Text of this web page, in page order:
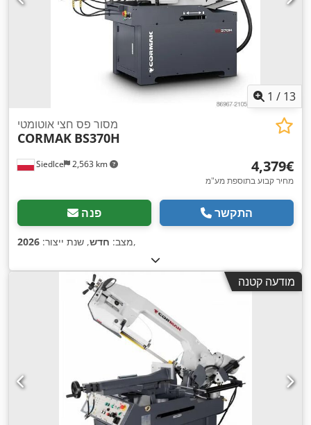
1 / 13
Siedlce 2,563 km
מסור פס חצי אוטומטי
CORMAK BS370H
‏4,379 ‏€
מחיר קבוע בתוספת מע"מ
פנה התקשר
מצב: חדש, שנת ייצור: 2026 ,
מודעה קטנה